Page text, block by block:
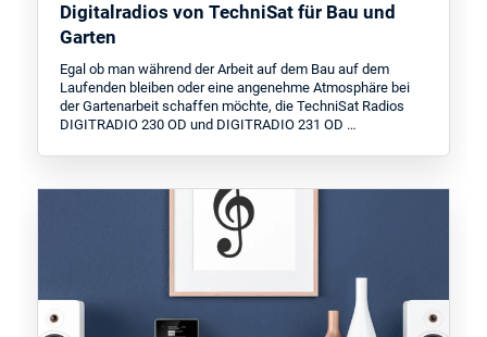
Digitalradios von TechniSat für Bau und
Garten
Egal ob man während der Arbeit auf dem Bau auf dem
Laufenden bleiben oder eine angenehme Atmosphäre bei
der Gartenarbeit schaffen möchte, die TechniSat Radios
DIGITRADIO 230 OD und DIGITRADIO 231 OD …